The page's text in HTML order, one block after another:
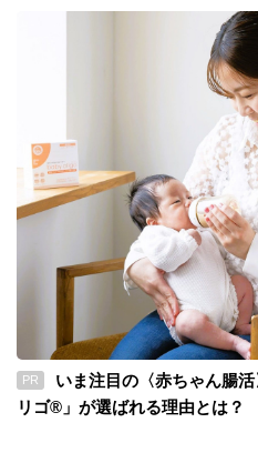
PR
いま注目の〈赤ちゃん腸
リゴ®」が選ばれる理由とは？